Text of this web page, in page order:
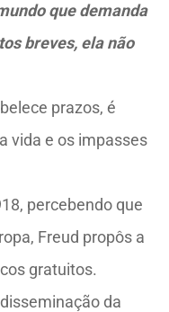
que demanda
breves, ela não
prazos, é
vida e os impasses
percebendo que
Freud propôs a
gratuitos.
da